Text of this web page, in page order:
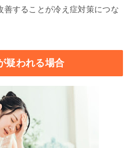
善することが冷え症対策につな
疑われる場合